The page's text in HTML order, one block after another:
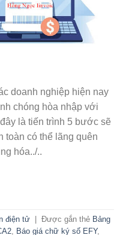
doanh nghiệp hiện nay
chóng hòa nhập với
là tiến trình 5 bước sẽ
toàn có thể lãng quên
hóa../..
điện tử Được gắn thẻ Bảng
, Báo giá chữ ký số EFY,